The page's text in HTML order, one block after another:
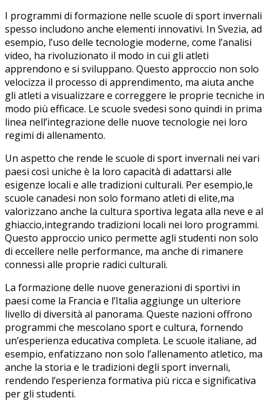
I programmi di ⁣formazione nelle scuole ​di sport invernali
spesso includono anche elementi‌ innovativi. ⁤In ‍Svezia, ad
esempio, l’uso delle tecnologie moderne, come l’analisi
video, ha rivoluzionato il modo in cui gli atleti
apprendono ⁢e si sviluppano.⁤ Questo approccio non solo
velocizza il processo di apprendimento, ma aiuta anche
gli atleti a visualizzare e correggere le proprie tecniche⁣ in
modo più efficace. Le scuole svedesi ‌sono quindi in prima
linea nell’integrazione delle nuove tecnologie nei loro
⁣regimi di allenamento.
Un aspetto che rende le scuole di sport invernali nei vari
paesi ​così uniche è la loro capacità‍ di adattarsi alle
esigenze locali ⁢e⁢ alle tradizioni culturali. Per‍ esempio,le
scuole canadesi non solo formano ‌atleti di elite,ma
valorizzano anche la cultura sportiva legata⁤ alla ​neve e al
ghiaccio,integrando tradizioni locali nei loro programmi.
Questo ⁢approccio unico permette agli studenti non⁢ solo⁤
di eccellere nelle performance, ma‌ anche ⁤di​ rimanere
‍connessi alle ⁤proprie radici culturali.
La formazione delle nuove generazioni di sportivi​ in
paesi come la Francia e l’Italia‌ aggiunge un ulteriore
livello di diversità al panorama. Queste ⁣nazioni offrono
programmi che mescolano sport ‍e‌ cultura,⁣ fornendo
un’esperienza educativa​ completa.‌ Le scuole italiane, ad
esempio, enfatizzano non solo l’allenamento atletico, ma
anche la storia e le tradizioni degli sport invernali,‍
rendendo l’esperienza formativa più ricca e significativa
per gli studenti.